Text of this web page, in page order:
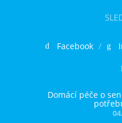
Facebook
Domácí péče o